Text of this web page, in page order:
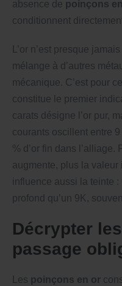
absence de poinçons
conditionnent
L’or n’est presque
mélange à d’autres
mécanique. C’est pour
constitue le premier
carats désigne l’or pur,
courants oscillent entre
% d’or fin dans l’alliage.
augmente, plus la
influence aussi la teinte
profond qu’un 9K,
Décrypter
passage
Les poinçons en or